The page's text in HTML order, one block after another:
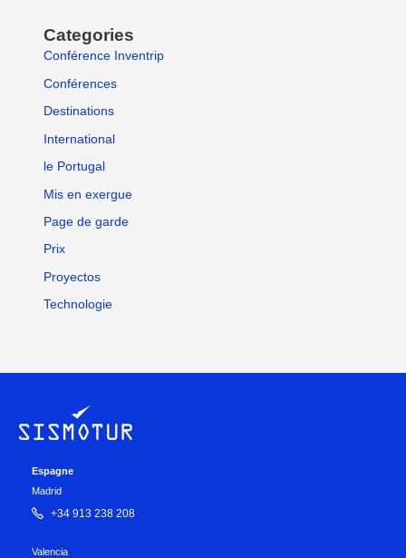
Categories
Conférence Inventrip
Conférences
Destinations
International
le Portugal
Mis en exergue
Page de garde
Prix
Proyectos
Technologie
Espagne
Madrid
+34 913 238 208
Valencia